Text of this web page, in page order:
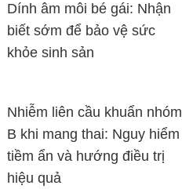
Dính âm môi bé gái: Nhận
biết sớm để bảo vệ sức
khỏe sinh sản
Nhiễm liên cầu khuẩn nhóm
B khi mang thai: Nguy hiểm
tiềm ẩn và hướng điều trị
hiệu quả